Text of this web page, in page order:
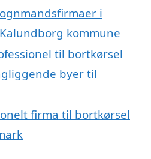
i
kommune
til bortkørsel
byer til
firma til bortkørsel